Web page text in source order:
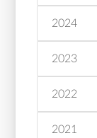
2024
2023
2022
2021